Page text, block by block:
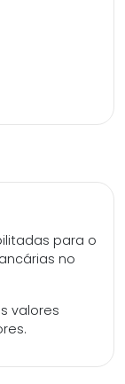
para o
no
valores